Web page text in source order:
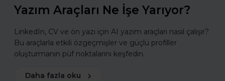
Yazım Araçları Ne İşe Yarıyor?
LinkedIn, CV ve ön yazı için AI yazım araçları nasıl çalışır?
Bu araçlarla etkili özgeçmişler ve güçlü profiller
oluşturmanın püf noktalarını keşfedin.
Daha fazla oku